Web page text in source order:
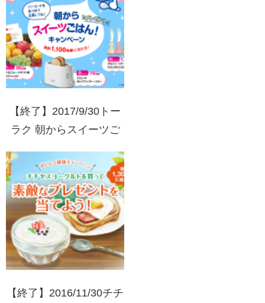
【終了】2017/9/30トー
ラク 朝からスイーツご
【終了】2016/11/30チチ